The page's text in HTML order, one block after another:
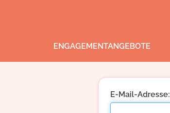
ENGAGEMENTANGEBOTE
E-Mail-Adresse: